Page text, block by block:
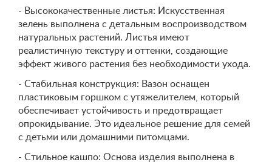
- Высококачественные листья: Искусственная
зелень выполнена с детальным воспроизводством
натуральных растений. Листья имеют
реалистичную текстуру и оттенки, создающие
эффект живого растения без необходимости ухода.
- Стабильная конструкция: Вазон оснащен
пластиковым горшком с утяжелителем, который
обеспечивает устойчивость и предотвращает
опрокидывание. Это идеальное решение для семей
с детьми или домашними питомцами.
- Стильное кашпо: Основа изделия выполнена в